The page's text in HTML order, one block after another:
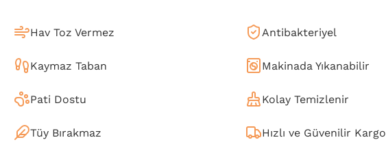
Hav Toz Vermez Antibakteriyel
Kaymaz Taban Makinada Yıkanabilir
Pati Dostu Kolay Temizlenir
Tüy Bırakmaz Hızlı ve Güvenilir Kargo